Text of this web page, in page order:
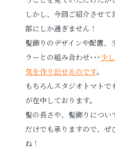
しかし、今回ご紹介させ
部にしか過ぎません！
髪飾りのデザインや配置、
ラーとの組み合わせ･･･少
気を作り出せるのです。
もちろんスタジオトマト
が在中しております。
髪の長さや、髪飾りにつ
だけでも承りますので、ぜ
ね！